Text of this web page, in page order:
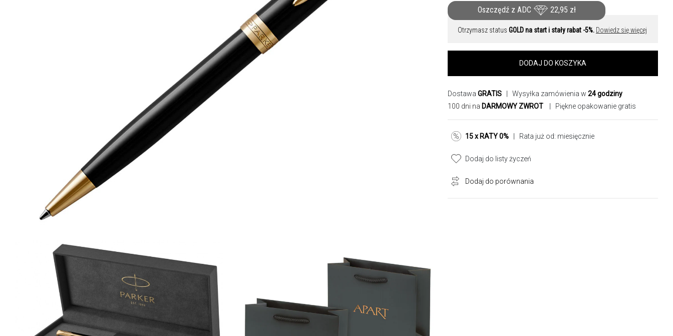
Oszczędź z ADC 22,95 zł
Otrzymasz status GOLD na start i stały rabat -5%. Dowiedz się więcej
DODAJ DO KOSZYKA
Dostawa GRATIS | Wysyłka zamówienia w 24 godziny
100 dni na DARMOWY ZWROT | Piękne opakowanie gratis
15 x RATY 0% | Rata już od: miesięcznie
Dodaj do listy życzeń
Dodaj do porównania